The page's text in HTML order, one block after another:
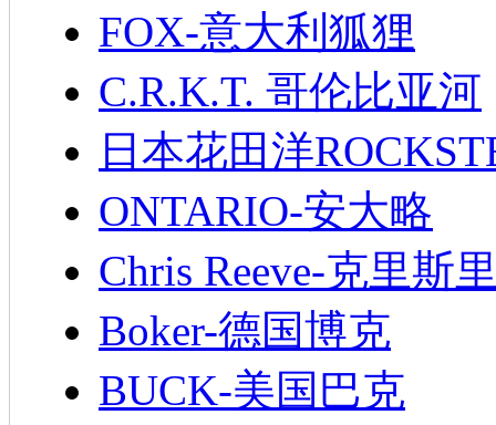
FOX-意大利狐狸
C.R.K.T. 哥伦比亚河
日本花田洋
ONTARIO-安大略
Chris Reeve-克里斯
Boker-德国博克
BUCK-美国巴克